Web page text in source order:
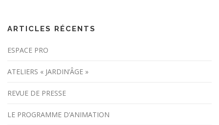
ARTICLES RÉCENTS
ESPACE PRO
ATELIERS « JARDIN’ÂGE »
REVUE DE PRESSE
LE PROGRAMME D’ANIMATION